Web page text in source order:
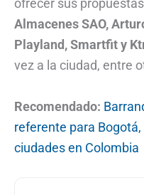
ofrecer sus
Almacenes SAO,
Playland, Smartfit y
vez a la ciudad, entre
Recomendado:
referente para
ciudades en Colombia